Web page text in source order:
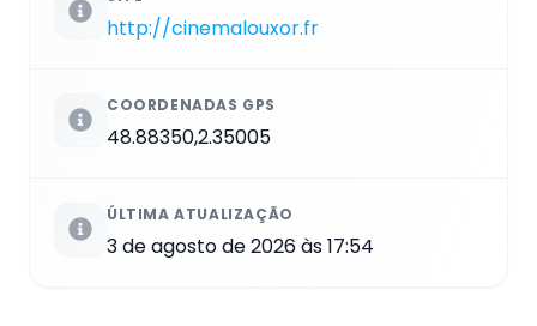
http://cinemalouxor.fr
COORDENADAS GPS
48.88350,2.35005
ÚLTIMA ATUALIZAÇÃO
3 de agosto de 2026 às 17:54